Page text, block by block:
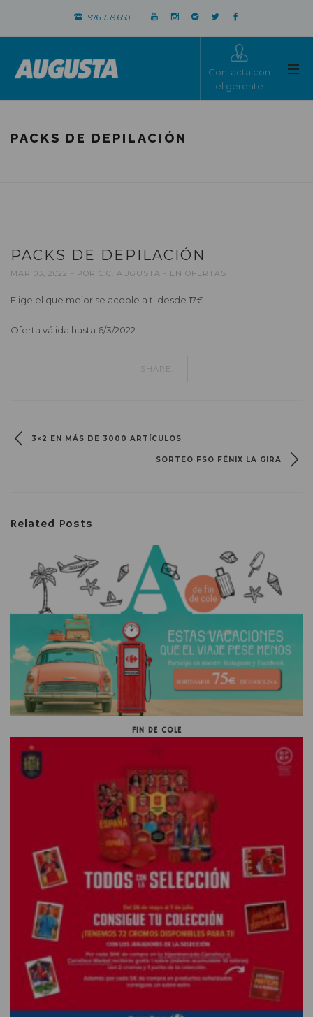
976 759 650
Contacta con
el gerente
PACKS DE DEPILACIÓN
PACKS DE DEPILACIÓN
MAR 03, 2022 POR C.C. AUGUSTA EN OFERTAS
Elige el que mejor se acople a ti desde 17€
Oferta válida hasta 6/3/2022
SHARE:
3×2 EN MÁS DE 3000 ARTÍCULOS
SORTEO FSO FÉNIX LA GIRA
Related Posts
FIN DE COLE